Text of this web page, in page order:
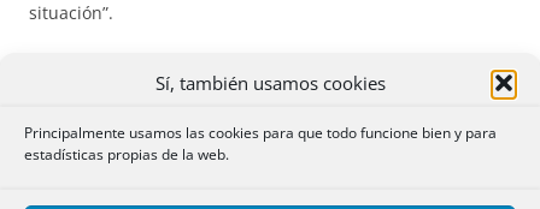
Sí, también usamos cookies
Principalmente usamos las cookies para que todo funcione bien y para
estadísticas propias de la web.
situación”.
— El registrador se basa para no estimar válida la
convocatoria en que, una vez solicitada la intervención
notarial en la junta, “los acuerdos solo serán eficaces si
constan en acta notarial».